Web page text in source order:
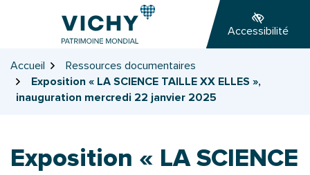
page
Accessibilité
Accueil
Ressources documentaires
Exposition « LA SCIENCE TAILLE XX ELLES »,
inauguration mercredi 22 janvier 2025
Exposition « LA SCIENCE